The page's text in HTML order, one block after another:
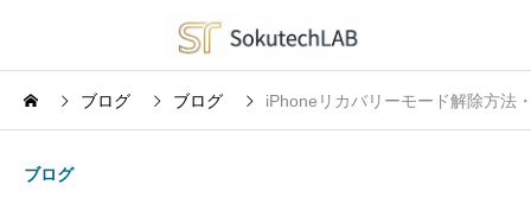
ブログ ブログ iPhoneリカバリーモード解除方法
ブログ